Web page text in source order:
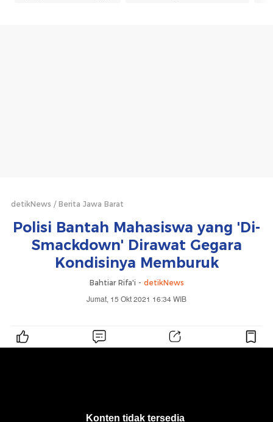
detikNews Berita Jawa Barat
Polisi Bantah Mahasiswa yang 'Di-
Smackdown' Dirawat Gegara
Kondisinya Memburuk
Bahtiar Rifa'i - detikNews
Jumat, 15 Okt 2021 16:34 WIB